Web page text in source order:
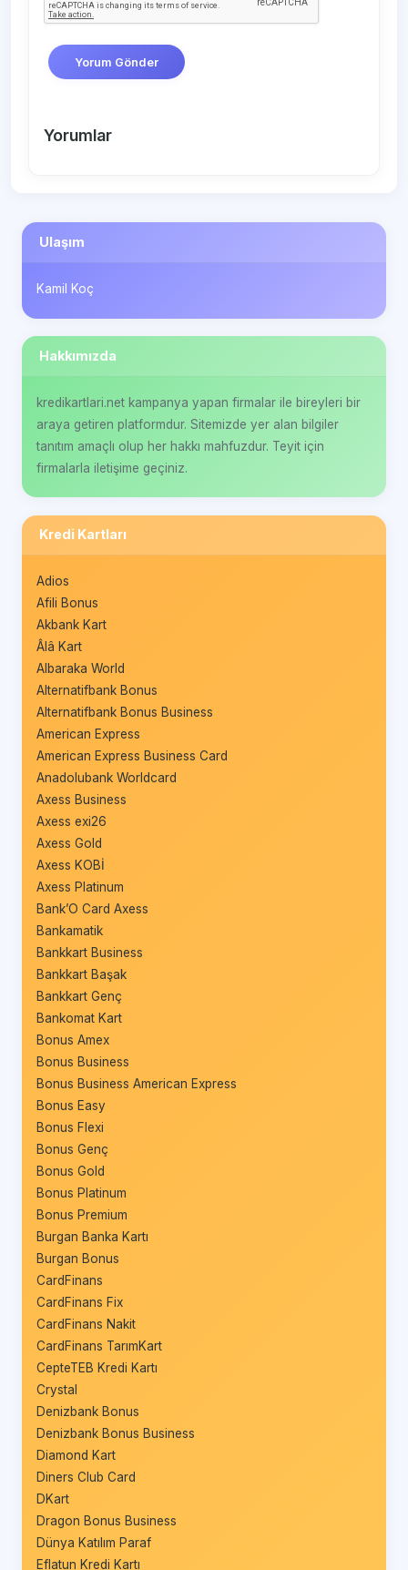
Yorum Gönder
Yorumlar
Ulaşım
Kamil Koç
Hakkımızda
kredikartlari.net kampanya yapan firmalar ile bireyleri bir
araya getiren platformdur. Sitemizde yer alan bilgiler
tanıtım amaçlı olup her hakkı mahfuzdur. Teyit için
firmalarla iletişime geçiniz.
Kredi Kartları
Adios
Afili Bonus
Akbank Kart
Âlâ Kart
Albaraka World
Alternatifbank Bonus
Alternatifbank Bonus Business
American Express
American Express Business Card
Anadolubank Worldcard
Axess Business
Axess exi26
Axess Gold
Axess KOBİ
Axess Platinum
Bank’O Card Axess
Bankamatik
Bankkart Business
Bankkart Başak
Bankkart Genç
Bankomat Kart
Bonus Amex
Bonus Business
Bonus Business American Express
Bonus Easy
Bonus Flexi
Bonus Genç
Bonus Gold
Bonus Platinum
Bonus Premium
Burgan Banka Kartı
Burgan Bonus
CardFinans
CardFinans Fix
CardFinans Nakit
CardFinans TarımKart
CepteTEB Kredi Kartı
Crystal
Denizbank Bonus
Denizbank Bonus Business
Diamond Kart
Diners Club Card
DKart
Dragon Bonus Business
Dünya Katılım Paraf
Eflatun Kredi Kartı